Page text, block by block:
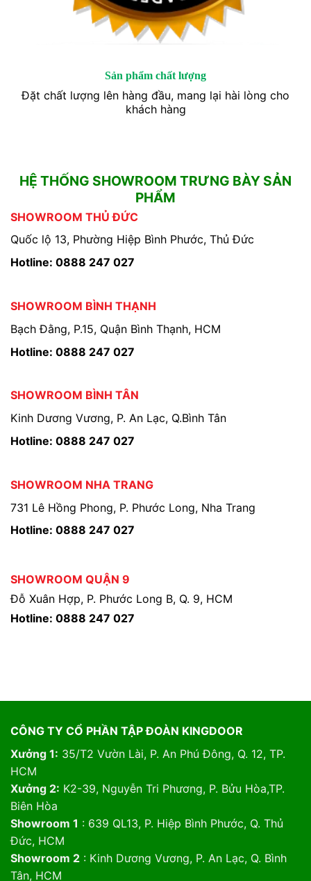
Sản phẩm chất lượng
Đặt chất lượng lên hàng đầu, mang lại hài lòng cho
khách hàng
HỆ THỐNG SHOWROOM TRƯNG BÀY SẢN
PHẨM
SHOWROOM THỦ ĐỨC
Quốc lộ 13, Phường Hiệp Bình Phước, Thủ Đức
Hotline: 0888 247 027
SHOWROOM BÌNH THẠNH
Bạch Đằng, P.15, Quận Bình Thạnh, HCM
Hotline: 0888 247 027
SHOWROOM BÌNH TÂN
Kinh Dương Vương, P. An Lạc, Q.Bình Tân
Hotline: 0888 247 027
SHOWROOM NHA TRANG
731 Lê Hồng Phong, P. Phước Long, Nha Trang
Hotline: 0888 247 027
SHOWROOM QUẬN 9
Đỗ Xuân Hợp, P. Phước Long B, Q. 9, HCM
Hotline: 0888 247 027
CÔNG TY CỔ PHẦN TẬP ĐOÀN KINGDOOR
Xưởng 1: 35/T2 Vườn Lài, P. An Phú Đông, Q. 12, TP.
HCM
Xưởng 2: K2-39, Nguyễn Tri Phương, P. Bửu Hòa,TP.
Biên Hòa
Showroom 1 : 639 QL13, P. Hiệp Bình Phước, Q. Thủ
Đức, HCM
Showroom 2: Kinh Dương Vương, P. An Lạc, Q. Bình
Tân, HCM